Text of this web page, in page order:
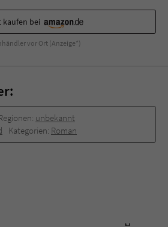
kaufen bei
vor Ort (Anzeige*)
unbekannt
Kategorien: Roman